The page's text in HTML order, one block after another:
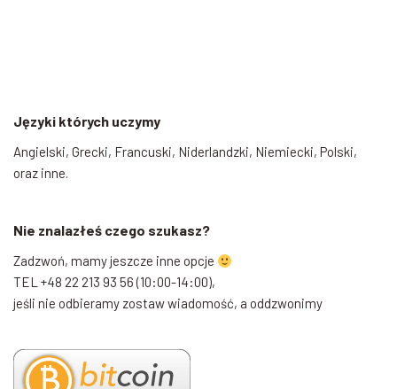
Języki których uczymy
Angielski, Grecki, Francuski, Niderlandzki, Niemiecki, Polski,
oraz inne.
Nie znalazłeś czego szukasz?
Zadzwoń, mamy jeszcze inne opcje
TEL +48 22 213 93 56 (10:00-14:00),
jeśli nie odbieramy zostaw wiadomość, a oddzwonimy